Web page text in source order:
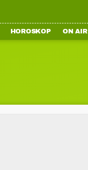
HOROSKOP ON AIR